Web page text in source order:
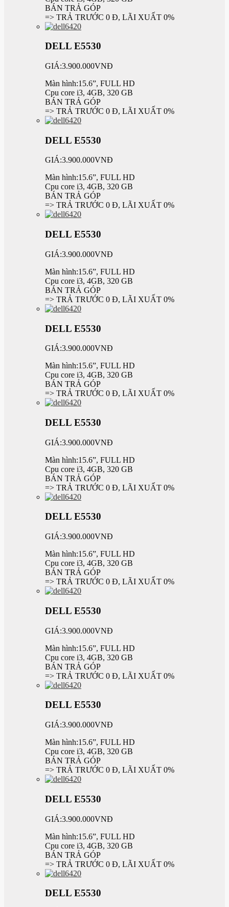
BÁN TRẢ GÓP
=> TRẢ TRƯỚC 0 Đ, LÃI XUẤT 0%
DELL E5530
GIÁ:3.900.000VNĐ
Màn hình:15.6”, FULL HD
Cpu core i3, 4GB, 320 GB
BÁN TRẢ GÓP
=> TRẢ TRƯỚC 0 Đ, LÃI XUẤT 0%
DELL E5530
GIÁ:3.900.000VNĐ
Màn hình:15.6”, FULL HD
Cpu core i3, 4GB, 320 GB
BÁN TRẢ GÓP
=> TRẢ TRƯỚC 0 Đ, LÃI XUẤT 0%
DELL E5530
GIÁ:3.900.000VNĐ
Màn hình:15.6”, FULL HD
Cpu core i3, 4GB, 320 GB
BÁN TRẢ GÓP
=> TRẢ TRƯỚC 0 Đ, LÃI XUẤT 0%
DELL E5530
GIÁ:3.900.000VNĐ
Màn hình:15.6”, FULL HD
Cpu core i3, 4GB, 320 GB
BÁN TRẢ GÓP
=> TRẢ TRƯỚC 0 Đ, LÃI XUẤT 0%
DELL E5530
GIÁ:3.900.000VNĐ
Màn hình:15.6”, FULL HD
Cpu core i3, 4GB, 320 GB
BÁN TRẢ GÓP
=> TRẢ TRƯỚC 0 Đ, LÃI XUẤT 0%
DELL E5530
GIÁ:3.900.000VNĐ
Màn hình:15.6”, FULL HD
Cpu core i3, 4GB, 320 GB
BÁN TRẢ GÓP
=> TRẢ TRƯỚC 0 Đ, LÃI XUẤT 0%
DELL E5530
GIÁ:3.900.000VNĐ
Màn hình:15.6”, FULL HD
Cpu core i3, 4GB, 320 GB
BÁN TRẢ GÓP
=> TRẢ TRƯỚC 0 Đ, LÃI XUẤT 0%
DELL E5530
GIÁ:3.900.000VNĐ
Màn hình:15.6”, FULL HD
Cpu core i3, 4GB, 320 GB
BÁN TRẢ GÓP
=> TRẢ TRƯỚC 0 Đ, LÃI XUẤT 0%
DELL E5530
GIÁ:3.900.000VNĐ
Màn hình:15.6”, FULL HD
Cpu core i3, 4GB, 320 GB
BÁN TRẢ GÓP
=> TRẢ TRƯỚC 0 Đ, LÃI XUẤT 0%
DELL E5530